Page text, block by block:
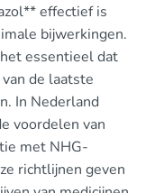
effectief is
bijwerkingen.
essentieel dat
de laatste
In Nederland
voordelen van
met NHG-
richtlijnen geven